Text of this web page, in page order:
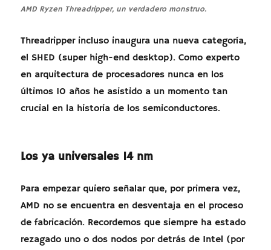
AMD Ryzen Threadripper, un verdadero monstruo.
Threadripper incluso inaugura una nueva categoría,
el SHED (super high-end desktop). Como experto
en arquitectura de procesadores nunca en los
últimos 10 años he asistido a un momento tan
crucial en la historia de los semiconductores.
Los ya universales 14 nm
Para empezar quiero señalar que, por primera vez,
AMD no se encuentra en desventaja en el proceso
de fabricación. Recordemos que siempre ha estado
rezagado uno o dos nodos por detrás de Intel (por